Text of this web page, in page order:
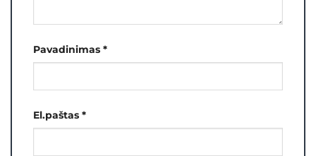
Pavadinimas *
El.paštas *